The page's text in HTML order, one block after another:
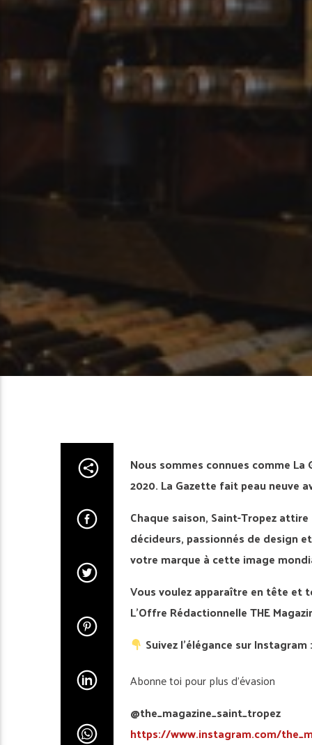
Nous sommes connues comme
2020. La Gazette fait peau neuve
Chaque saison, Saint-Tropez
décideurs, passionnés de design
votre marque à cette image
Vous voulez apparaître en tête et
L’Offre Rédactionnelle THE
Suivez l’élégance sur Instagram :
Abonne toi pour plus d’évasion
@the_magazine_saint_tropez
https://www.instagram.com/